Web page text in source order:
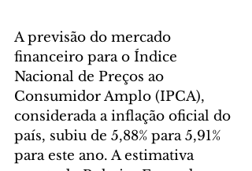
A previsão do mercado
financeiro para o Índice
Nacional de Preços ao
Consumidor Amplo (IPCA),
considerada a inflação oficial do
país, subiu de 5,88% para 5,91%
para este ano. A estimativa